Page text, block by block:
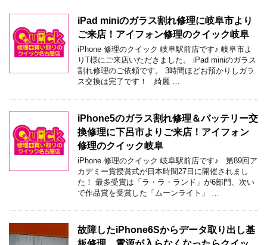
iPad miniのガラス割れ修理に岐阜市より
ご来店！アイフォン修理のクイック岐阜
iPhone 修理のクイック 岐阜駅前店です♪ 岐阜市よ
りT様にご来店いただきました。 iPad miniのガラス
割れ修理のご依頼です。 3時間ほどお預かりしガラ
ス交換は完了です！ 綺麗 …
iPhone5のガラス割れ修理＆バッテリー交
換修理に下呂市よりご来店！アイフォン
修理のクイック岐阜
iPhone 修理のクイック 岐阜駅前店です♪ 第89回ア
カデミー賞授賞式が日本時間27日に開催されまし
た！ 最多受賞は「ラ・ラ・ランド」が6部門、次い
で作品賞を受賞した「ムーンライト」 …
故障したiPhone6Sからデータ取り出し基